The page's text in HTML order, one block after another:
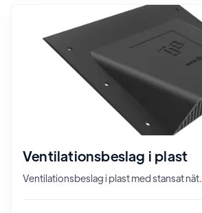
Ventilationsbeslag i plast
Ventilationsbeslag i plast med stansat nät.